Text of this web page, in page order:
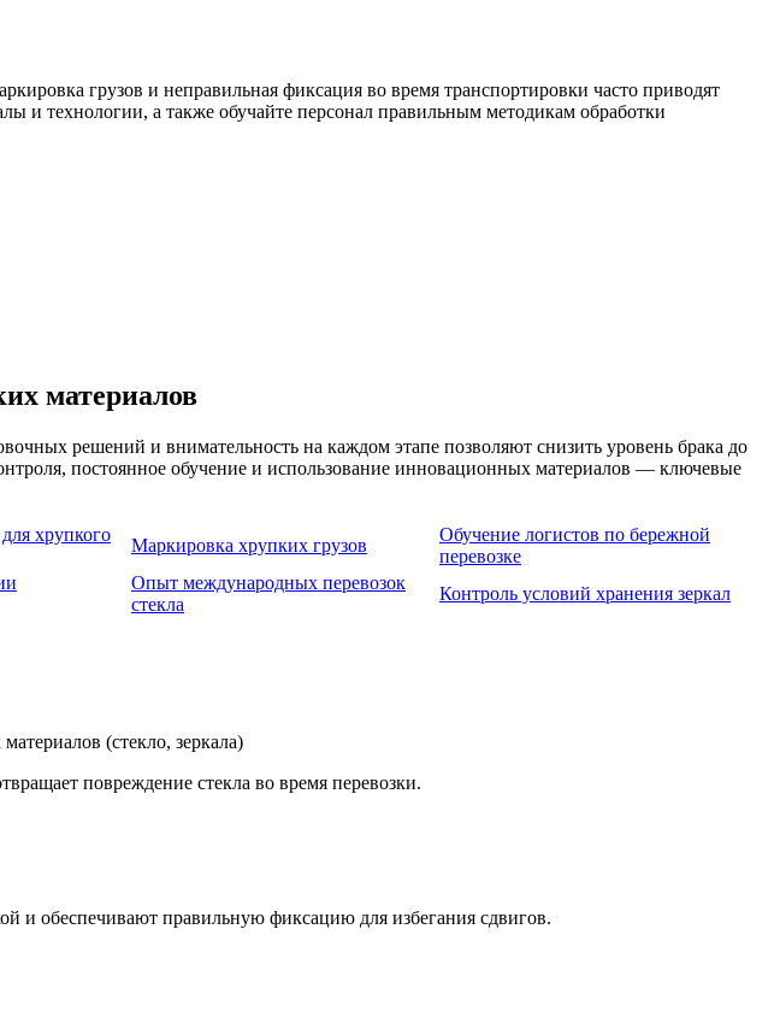
грузов и неправильная фиксация во время транспортировки часто приводят
и технологии, а также обучайте персонал правильным методикам обработки
материалов
решений и внимательность на каждом этапе позволяют снизить уровень брака до
постоянное обучение и использование инновационных материалов — ключевые
хрупкого
Маркировка хрупких грузов
Обучение логистов по бережной
перевозке
Опыт международных перевозок
стекла
Контроль условий хранения зеркал
повреждение стекла во время перевозки.
и обеспечивают правильную фиксацию для избегания сдвигов.